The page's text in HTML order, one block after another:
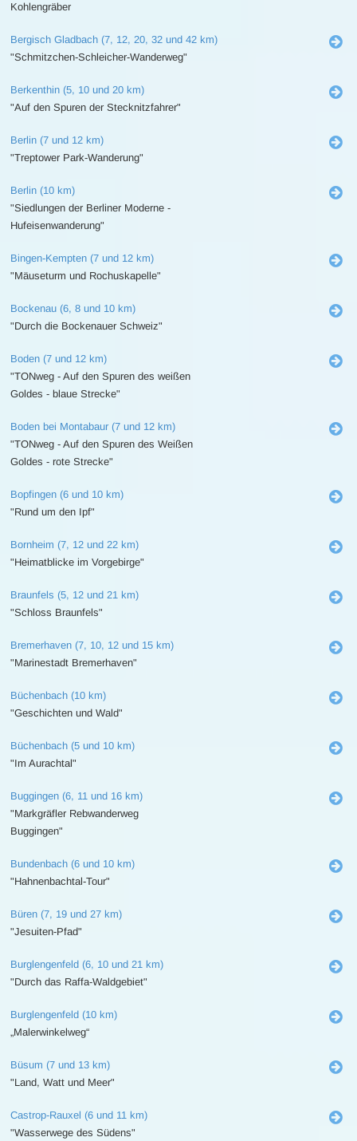
Kohlengräber
Bergisch Gladbach (7, 12, 20, 32 und 42 km)
"Schmitzchen-Schleicher-Wanderweg"
Berkenthin (5, 10 und 20 km)
"Auf den Spuren der Stecknitzfahrer"
Berlin (7 und 12 km)
"Treptower Park-Wanderung"
Berlin (10 km)
"Siedlungen der Berliner Moderne -
Hufeisenwanderung"
Bingen-Kempten (7 und 12 km)
"Mäuseturm und Rochuskapelle"
Bockenau (6, 8 und 10 km)
"Durch die Bockenauer Schweiz"
Boden (7 und 12 km)
"TONweg - Auf den Spuren des weißen
Goldes - blaue Strecke"
Boden bei Montabaur (7 und 12 km)
"TONweg - Auf den Spuren des Weißen
Goldes - rote Strecke"
Bopfingen (6 und 10 km)
"Rund um den Ipf"
Bornheim (7, 12 und 22 km)
"Heimatblicke im Vorgebirge"
Braunfels (5, 12 und 21 km)
"Schloss Braunfels"
Bremerhaven (7, 10, 12 und 15 km)
"Marinestadt Bremerhaven"
Büchenbach (10 km)
"Geschichten und Wald"
Büchenbach (5 und 10 km)
"Im Aurachtal"
Buggingen (6, 11 und 16 km)
"Markgräfler Rebwanderweg
Buggingen"
Bundenbach (6 und 10 km)
"Hahnenbachtal-Tour"
Büren (7, 19 und 27 km)
"Jesuiten-Pfad"
Burglengenfeld (6, 10 und 21 km)
"Durch das Raffa-Waldgebiet"
Burglengenfeld (10 km)
„Malerwinkelweg“
Büsum (7 und 13 km)
"Land, Watt und Meer"
Castrop-Rauxel (6 und 11 km)
"Wasserwege des Südens"